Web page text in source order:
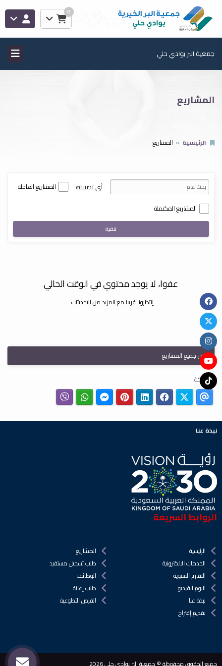
0
جمعية البر بوادي حلي
المشاريع
الرئيسية المشاريع
أي تصنيف
المشاريع العاجلة
المشاريع المكتملة
تنقية
عفوا، لا يوجد محتوي في الوقت الحالي
إنتظرونا قريبا مع المزيد من التحديثات..
عرض جميع المشاريع
مشاركة
نبذة عنا
الروابط السريعة
الرئيسية
الخدمات الالكترونية
التقارير السنوية
البوم الفيديو
نبذة عنا
نقديم إقتراح
المشاريع
طلب تسجيل مستفيد
الوظائف
طلب إعانة
الفرص التطوعية